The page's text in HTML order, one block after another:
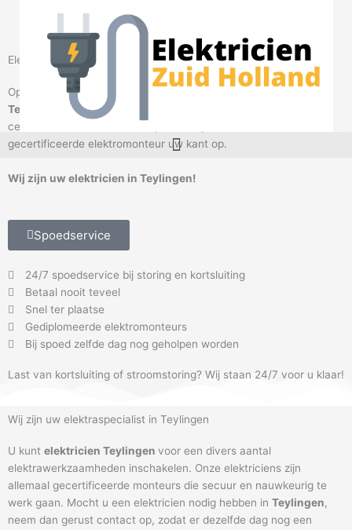
inhoud
M
e
n
u
Elektricien Teylingen
Op zoek naar een betrouwbare
Teylingen
Elektricien Teylingen
centralisten en maak een afspraak. Wij sturen direct een
gecertificeerde elektromonteur uw kant op.
Wij zijn uw elektricien in Teylingen!
Spoedservice
24/7 spoedservice bij storing en kortsluiting
Betaal nooit teveel
Snel ter plaatse
Gediplomeerde elektromonteurs
Bij spoed zelfde dag nog geholpen worden
Last van kortsluiting of stroomstoring? Wij staan 24/7 voor u klaar!
Wij zijn uw elektraspecialist in Teylingen
U kunt elektricien Teylingen voor een divers aantal
elektrawerkzaamheden inschakelen. Onze elektriciens zijn
allemaal gecertificeerde monteurs die secuur en nauwkeurig te
werk gaan. Mocht u een elektricien nodig hebben in Teylingen,
neem dan gerust contact op, zodat er dezelfde dag nog een